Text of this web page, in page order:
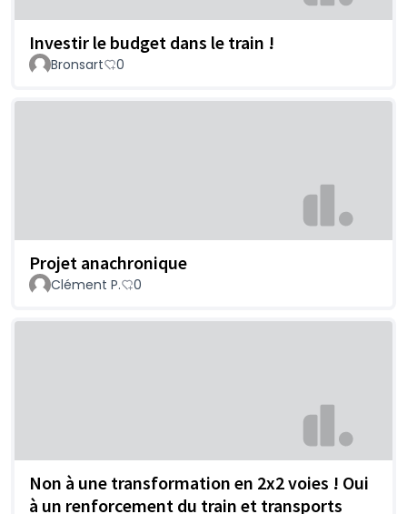
Investir le budget dans le train !
Bronsart 0
Projet anachronique
Clément P. 0
Non à une transformation en 2x2 voies ! Oui
à un renforcement du train et transports